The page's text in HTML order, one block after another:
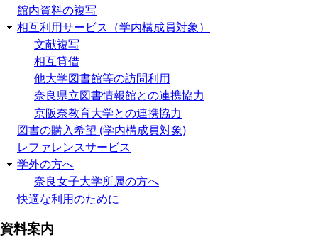
館内資料の複写
相互利用サービス（学内構成員対象）
文献複写
相互貸借
他大学図書館等の訪問利用
奈良県立図書情報館との連携協力
京阪奈教育大学との連携協力
図書の購入希望 (学内構成員対象)
レファレンスサービス
学外の方へ
奈良女子大学所属の方へ
快適な利用のために
資料案内